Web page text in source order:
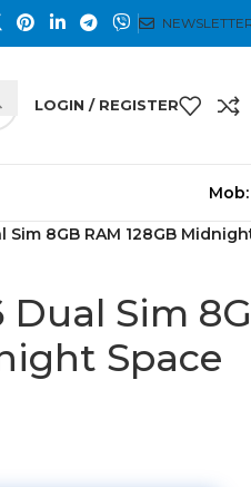
LOGIN / REGISTER
Sim 8GB RAM 128GB
Dual Sim
Space